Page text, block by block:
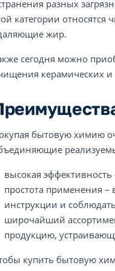
разных
категории
жир.
сегодня можно
керамических
бытовую химию
высокая эффективность
простота применения –
инструкции и
широчайший
продукцию,
купить бытовую